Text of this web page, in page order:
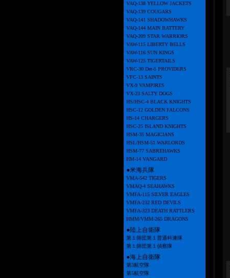
VAQ-138 YELLOW JACKETS
VAQ-139 COUGARS
VAQ-141 SHADOWHAWKS
VAQ-144 MAIN BATTERY
VAQ-209 STAR WARRIORS
VAW-115 LIBERTY BELLS
VAW-116 SUN KINGS
VAW-125 TIGERTAILS
VRC-30 Det-5 PROVIDERS
VFC-13 SAINTS
VX-9 VAMPIRES
VX-23 SALTY DOGS
HS/HSC-4 BLACK KNIGHTS
HSC-12 GOLDEN FALCONS
HS-14 CHARGERS
HSC-25 ISLAND KNIGHTS
HSM-35 MAGICIANS
HSL/HSM-51 WARLORDS
HSM-77 SABREHAWKS
HM-14 VANGARD
●米海兵隊
VMA-542 TIGERS
VMAQ-4 SEAHAWKS
VMFA-115 SILVER EAGLES
VMFA-232 RED DEVILS
VMFA-323 DEATH RATTLERS
HMM/VMM-265 DRAGONS
●陸上自衛隊
第１師団第１普通科連隊
第１師団第１偵察隊
●海上自衛隊
第3航空隊
第5航空隊